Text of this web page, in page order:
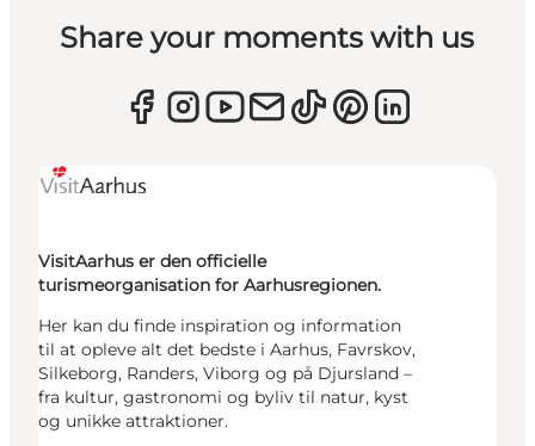
Share your moments with us
VisitAarhus er den officielle
turismeorganisation for Aarhusregionen.
Her kan du finde inspiration og information
til at opleve alt det bedste i Aarhus, Favrskov,
Silkeborg, Randers, Viborg og på Djursland –
fra kultur, gastronomi og byliv til natur, kyst
og unikke attraktioner.